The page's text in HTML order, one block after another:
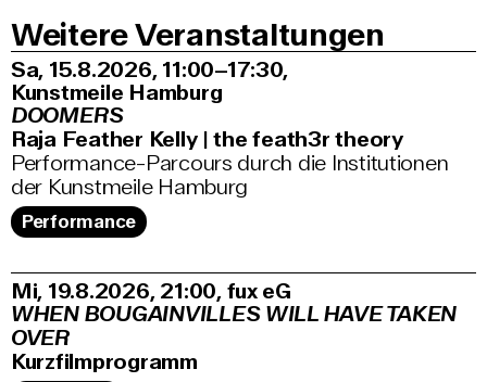
Weitere Veranstaltungen
Sa, 15.8.2026 11:00–17:30,
Kunstmeile Hamburg
DOOMERS
Raja Feather Kelly | the feath3r theory
Performance-Parcours durch die Institutionen
der Kunstmeile Hamburg
Performance
Mi, 19.8.2026 21:00, fux eG
WHEN BOUGAINVILLES WILL HAVE TAKEN
OVER
Kurzfilmprogramm